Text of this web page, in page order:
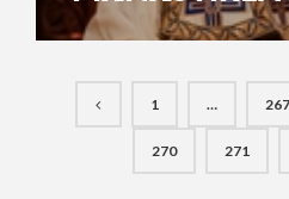
1 … 267
270 271